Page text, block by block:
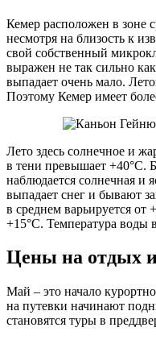
Кемер расположен в зоне
несмотря на близость к
свой собственный
выражен не так сильно
выпадает очень мало.
Поэтому Кемер имеет
Лето здесь солнечное и
в тени превышает +40°C.
наблюдается солнечная и
выпадает снег и бывают
в среднем варьируется от
+15°C. Температура воды
Цены на отдых
Май – это начало
на путевки начинают
становятся туры в